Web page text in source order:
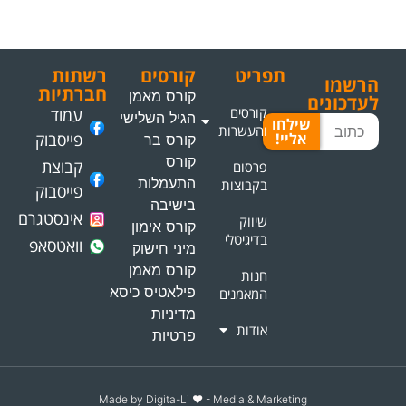
תפריט
קורסים
והעשרות
פרסום
בקבוצות
שיווק
בדיגיטלי
חנות
המאמנים
אודות
קורסים
קורס מאמן
הגיל השלישי
קורס בר
קורס
התעמלות
בישיבה
קורס אימון
מיני חישוק
קורס מאמן
פילאטיס כיסא
מדיניות
פרטיות
רשתות
חברתיות
עמוד
פייסבוק
קבוצת
פייסבוק
אינסטגרם
וואטסאפ
הרשמו
לעדכונים
שילחו
אליי!
Made by Digita-Li ♥️ - Media & Marketing